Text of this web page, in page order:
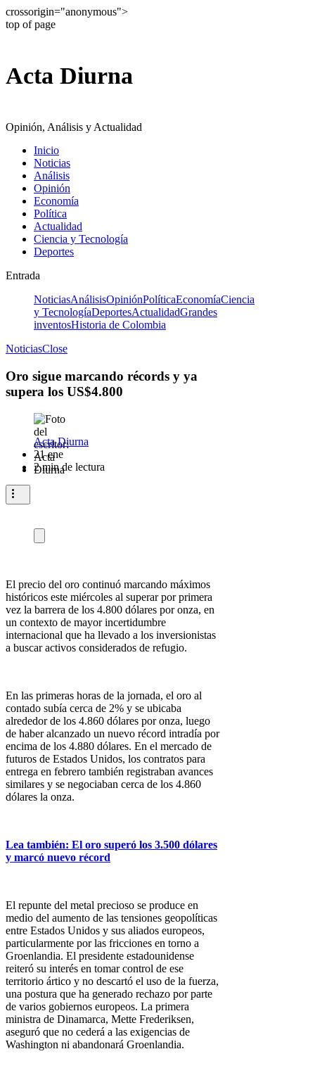
crossorigin="anonymous">
top of page
Acta Diurna
Opinión, Análisis y Actualidad
Inicio
Noticias
Análisis
Opinión
Economía
Política
Actualidad
Ciencia y Tecnología
Deportes
Entrada
NoticiasAnálisisOpiniónPolíticaEconomíaCiencia
y TecnologíaDeportesActualidadGrandes
inventosHistoria de Colombia
NoticiasClose
Oro sigue marcando récords y ya
supera los US$4.800
Acta Diurna
21 ene
2 min de lectura
El precio del oro continuó marcando máximos
históricos este miércoles al superar por primera
vez la barrera de los 4.800 dólares por onza, en
un contexto de mayor incertidumbre
internacional que ha llevado a los inversionistas
a buscar activos considerados de refugio.
En las primeras horas de la jornada, el oro al
contado subía cerca de 2% y se ubicaba
alrededor de los 4.860 dólares por onza, luego
de haber alcanzado un nuevo récord intradía por
encima de los 4.880 dólares. En el mercado de
futuros de Estados Unidos, los contratos para
entrega en febrero también registraban avances
similares y se negociaban cerca de los 4.860
dólares la onza.
Lea también: El oro superó los 3.500 dólares
y marcó nuevo récord
El repunte del metal precioso se produce en
medio del aumento de las tensiones geopolíticas
entre Estados Unidos y sus aliados europeos,
particularmente por las fricciones en torno a
Groenlandia. El presidente estadounidense
reiteró su interés en tomar control de ese
territorio ártico y no descartó el uso de la fuerza,
una postura que ha generado rechazo por parte
de varios gobiernos europeos. La primera
ministra de Dinamarca, Mette Frederiksen,
aseguró que no cederá a las exigencias de
Washington ni abandonará Groenlandia.